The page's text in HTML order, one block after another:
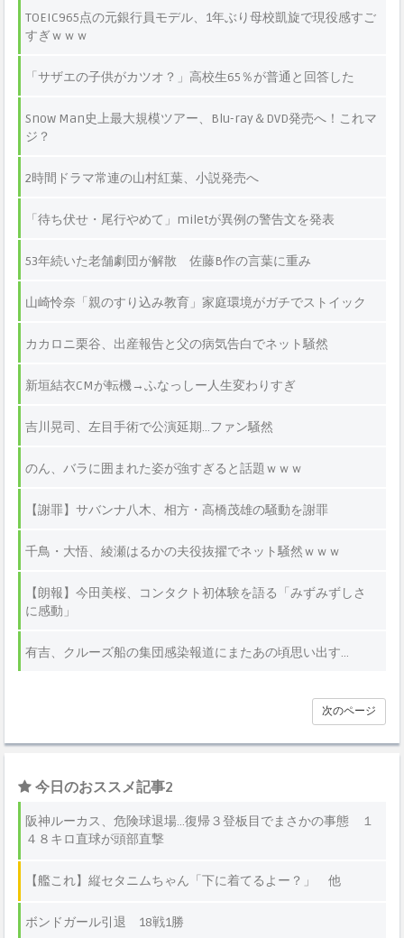
TOEIC965点の元銀行員モデル、1年ぶり母校凱旋で現役感すご
すぎｗｗｗ
「サザエの子供がカツオ？」高校生65％が普通と回答した
Snow Man史上最大規模ツアー、Blu-ray＆DVD発売へ！これマ
ジ？
2時間ドラマ常連の山村紅葉、小説発売へ
「待ち伏せ・尾行やめて」miletが異例の警告文を発表
53年続いた老舗劇団が解散 佐藤B作の言葉に重み
山崎怜奈「親のすり込み教育」家庭環境がガチでストイック
カカロニ栗谷、出産報告と父の病気告白でネット騒然
新垣結衣CMが転機→ふなっしー人生変わりすぎ
吉川晃司、左目手術で公演延期…ファン騒然
のん、バラに囲まれた姿が強すぎると話題ｗｗｗ
【謝罪】サバンナ八木、相方・高橋茂雄の騒動を謝罪
千鳥・大悟、綾瀬はるかの夫役抜擢でネット騒然ｗｗｗ
【朗報】今田美桜、コンタクト初体験を語る「みずみずしさ
に感動」
有吉、クルーズ船の集団感染報道にまたあの頃思い出す…
次のページ